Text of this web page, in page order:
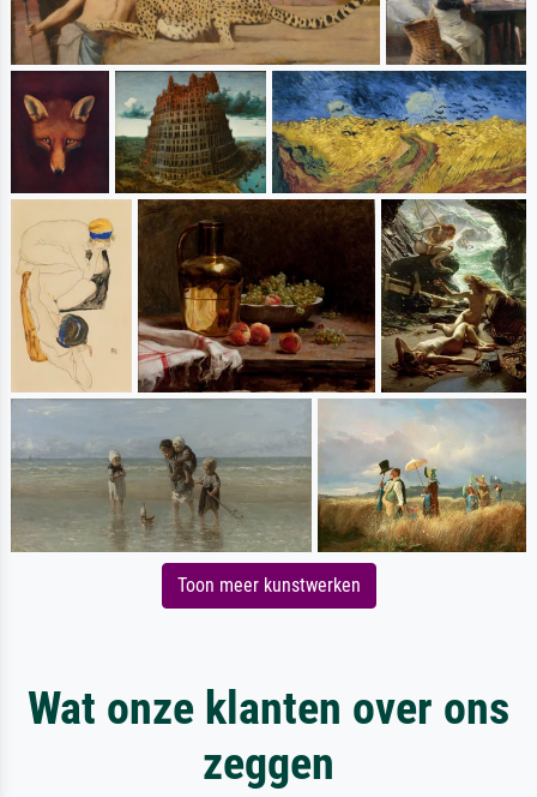
Toon meer kunstwerken
Wat onze klanten over ons
zeggen